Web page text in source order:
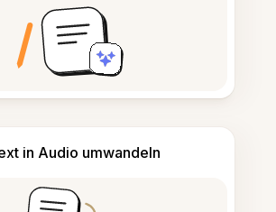
in Audio umwandeln